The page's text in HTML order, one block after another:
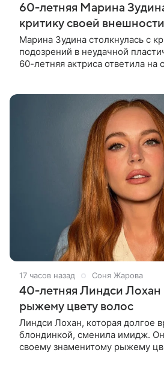
60-летняя Марина
критику своей внешности
Марина Зудина столкнулась с
подозрений в неудачной
60-летняя актриса ответила на
17 часов назад Соня Жарова
40-летняя Линдси Лохан
рыжему цвету волос
Линдси Лохан, которая долгое
блондинкой, сменила имидж.
своему знаменитому рыжему